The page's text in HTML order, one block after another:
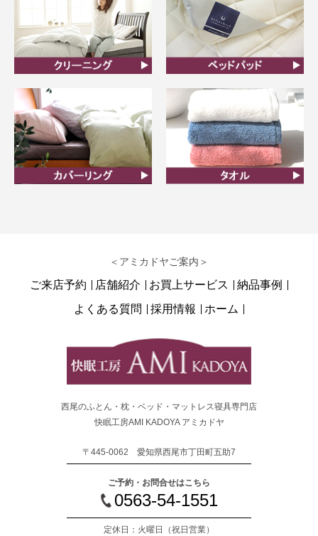
＜アミカドヤご案内＞
ご来店予約 店舗紹介 お買上サービス
納品事例
よくある質問
採用情報 ホーム
西尾のふとん・枕・ベッド・マットレス寝具専門店
快眠工房AMI KADOYA アミカドヤ
〒445-0062 愛知県西尾市丁田町五助7
ご予約・お問合せはこちら
0563-54-1551
定休日：火曜日 （祝日営業）